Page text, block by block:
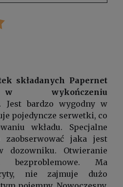
składanych Papernet
wykończeniu
. Jest bardzo wygodny w
pojedyncze serwetki, co
wkładu. Specjalne
jaka jest
dozowniku. Otwieranie
bezproblemowe. Ma
nie zajmuje dużo